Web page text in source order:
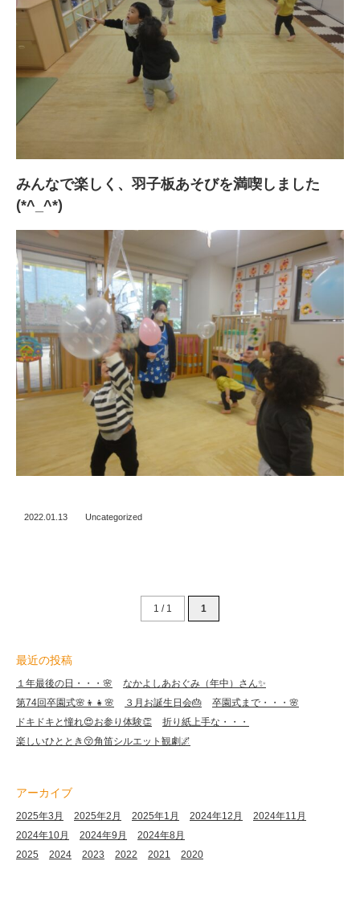
みんなで楽しく、羽子板あそびを満喫しました
(*^_^*)
2022.01.13 Uncategorized
1 / 1 1
最近の投稿
１年最後の日・・・🌸
なかよしあおぐみ（年中）さん✨
第74回卒園式🌸👦👧🌸
３月お誕生日会🎂
卒園式まで・・・🌸
ドキドキと憧れ😍お参り体験👏
折り紙上手な・・・
楽しいひととき😚角笛シルエット観劇🌌
アーカイブ
2025年3月 2025年2月 2025年1月 2024年12月
2024年11月
2024年10月
2024年9月
2024年8月
2025
2024 2023 2022 2021 2020